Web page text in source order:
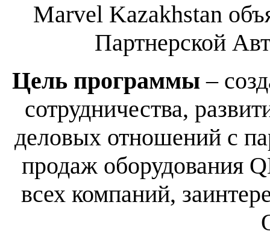
Marvel Kazakhstan
Партнерской
Цель программы–
сотрудничества,
деловых отношений с
продаж оборудования
всех компаний,